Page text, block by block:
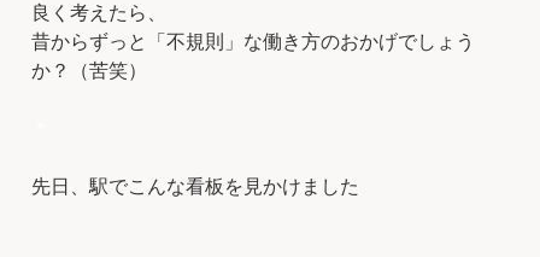
良く考えたら、
昔からずっと「不規則」な働き方のおかげでしょう
か？（苦笑）
先日、駅でこんな看板を見かけました